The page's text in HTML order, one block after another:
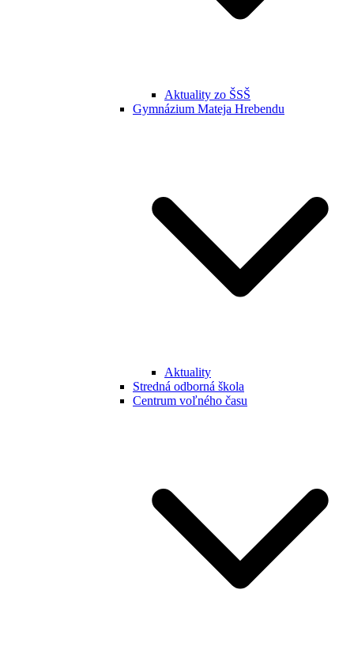
Aktuality zo ŠSŠ
Gymnázium Mateja Hrebendu
Aktuality
Stredná odborná škola
Centrum voľného času